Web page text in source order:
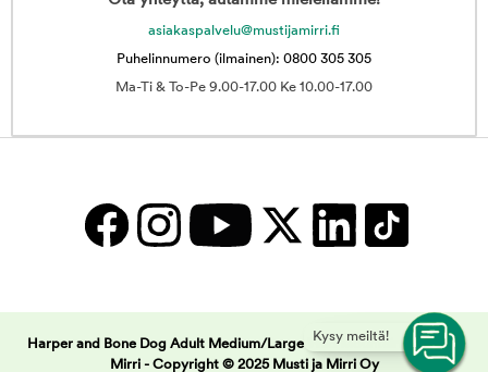
Kysy meiltä!
asiakaspalvelu@mustijamirri.fi
Puhelinnumero (ilmainen): 0800 305 305
Ma-Ti & To-Pe 9.00-17.00 Ke 10.00-17.00
Harper and Bone Dog Adult Medium/Large Wild Mountain | Musti ja
Mirri - Copyright © 2025 Musti ja Mirri Oy